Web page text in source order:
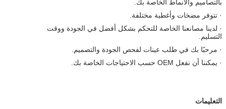
بالتصاميم والأنماط الخاصة بك.
· تتوفر مضخات وأغطية مختلفة.
· لدينا مصانعنا الخاصة للتحكم بشكل أفضل في الجودة ووقت
التسليم.
· مرحبًا بك في طلب عينات لفحص الجودة والتصميم.
· يمكننا أن نفعل OEM حسب الاحتياجات الخاصة بك.
التعليمات